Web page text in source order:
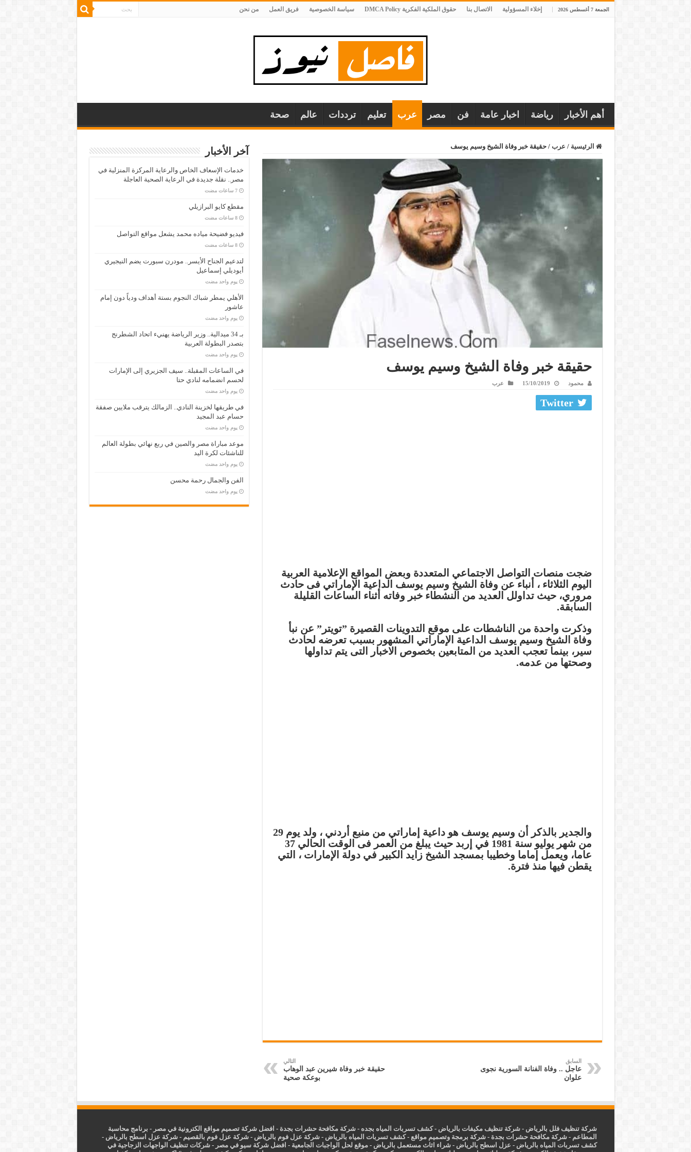
الجمعة 7 أغسطس 2026 إخلاء المسؤولية الاتصال بنا حقوق الملكية الفكرية DMCA Policy سياسة الخصوصية فريق العمل من نحن
أهم الأخبار رياضة اخبار عامة فن مصر عرب تعليم ترددات عالم صحة
الرئيسية / عرب / حقيقة خبر وفاة الشيخ وسيم يوسف
حقيقة خبر وفاة الشيخ وسيم يوسف
محمود 15/10/2019 عرب
Twitter
ضجت منصات التواصل الاجتماعي المتعددة وبعض المواقع الإعلامية العربية
اليوم الثلاثاء ، أنباء عن وفاة الشيخ وسيم يوسف الداعية الإماراتي فى حادث
مروري، حيث تداولل العديد من النشطاء خبر وفاته أثناء الساعات القليلة
السابقة.
وذكرت واحدة من الناشطات على موقع التدوينات القصيرة ”تويتر” عن نبأ
وفاة الشيخ وسيم يوسف الداعية الإماراتي المشهور بسبب تعرضه لحادث
سير، بينما تعجب العديد من المتابعين بخصوص الاخبار التى يتم تداولها
وصحتها من عدمه.
والجدير بالذكر أن وسيم يوسف هو داعية إماراتي من منبع أردني ، ولد يوم 29
من شهر يوليو سنة 1981 في إربد حيث يبلغ من العمر فى الوقت الحالي 37
عاما، ويعمل إماما وخطيبا بمسجد الشيخ زايد الكبير في دولة الإمارات ، التي
يقطن فيها منذ فترة.
السابق
عاجل .. وفاة الفنانة السورية نجوى
علوان
التالي
حقيقة خبر وفاة شيرين عبد الوهاب
بوعكة صحية
آخر الأخبار
خدمات الإسعاف الخاص والرعاية المركزة المنزلية في
مصر.. نقلة جديدة في الرعاية الصحية العاجلة
‏7 ساعات مضت
مقطع كايو البرازيلي
‏8 ساعات مضت
فيديو فضيحة مياده محمد يشعل مواقع التواصل
‏8 ساعات مضت
لتدعيم الجناح الأيسر.. مودرن سبورت يضم النيجيري
أيوديلي إسماعيل
‏يوم واحد مضت
الأهلي يمطر شباك النجوم بستة أهداف ودياً دون إمام
عاشور
‏يوم واحد مضت
بـ 34 ميدالية.. وزير الرياضة يهنيء اتحاد الشطرنج
بتصدر البطولة العربية
‏يوم واحد مضت
في الساعات المقبلة.. سيف الجزيري إلى الإمارات
لحسم انضمامه لنادي حتا
‏يوم واحد مضت
في طريقها لخزينة النادي.. الزمالك يترقب ملايين صفقة
حسام عبد المجيد
‏يوم واحد مضت
موعد مباراة مصر والصين في ربع نهائي بطولة العالم
للناشئات لكرة اليد
‏يوم واحد مضت
الفن والجمال رحمة محسن
‏يوم واحد مضت
شركة تنظيف فلل بالرياض -شركة تنظيف مكيفات بالرياض -كشف تسربات المياه بجده -شركة مكافحة حشرات بجدة - افضل شركة تصميم مواقع الكترونية في مصر - برنامج محاسبة
المطاعم -شركة مكافحة حشرات بجدة -شركة برمجة وتصميم مواقع -كشف تسربات المياه بالرياض -شركة عزل فوم بالرياض -شركة عزل فوم بالقصيم -شركة عزل اسطح بالرياض -
كشف تسربات المياه بالرياض - عزل اسطح بالرياض -شراء اثاث مستعمل بالرياض - موقع لحل الواجبات الجامعية - افضل شركة سيو في مصر -شركات تنظيف الواجهات الزجاجية في